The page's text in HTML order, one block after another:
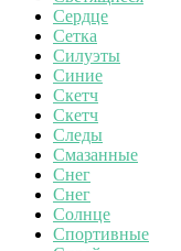
Сердце
Сетка
Силуэты
Синие
Скетч
Скетч
Следы
Смазанные
Снег
Снег
Солнце
Спортивные